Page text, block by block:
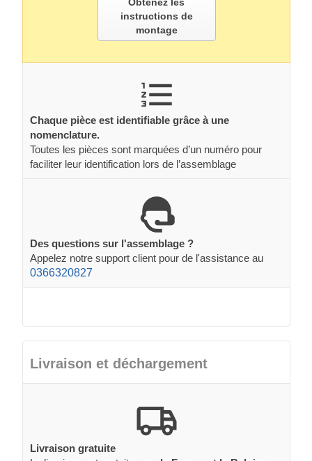
instructions de
montage
Chaque pièce est identifiable grâce à une
nomenclature.
Toutes les pièces sont marquées d’un numéro pour
faciliter leur identification lors de l’assemblage
Des questions sur l'assemblage ?
Appelez notre support client pour de l'assistance au
0366320827
Livraison et déchargement
Livraison gratuite